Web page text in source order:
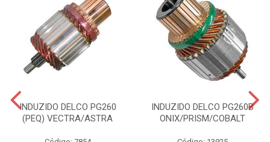
INDUZIDO DELCO PG260
(PEQ) VECTRA/ASTRA
INDUZIDO DELCO PG260B
ONIX/PRISM/COBALT